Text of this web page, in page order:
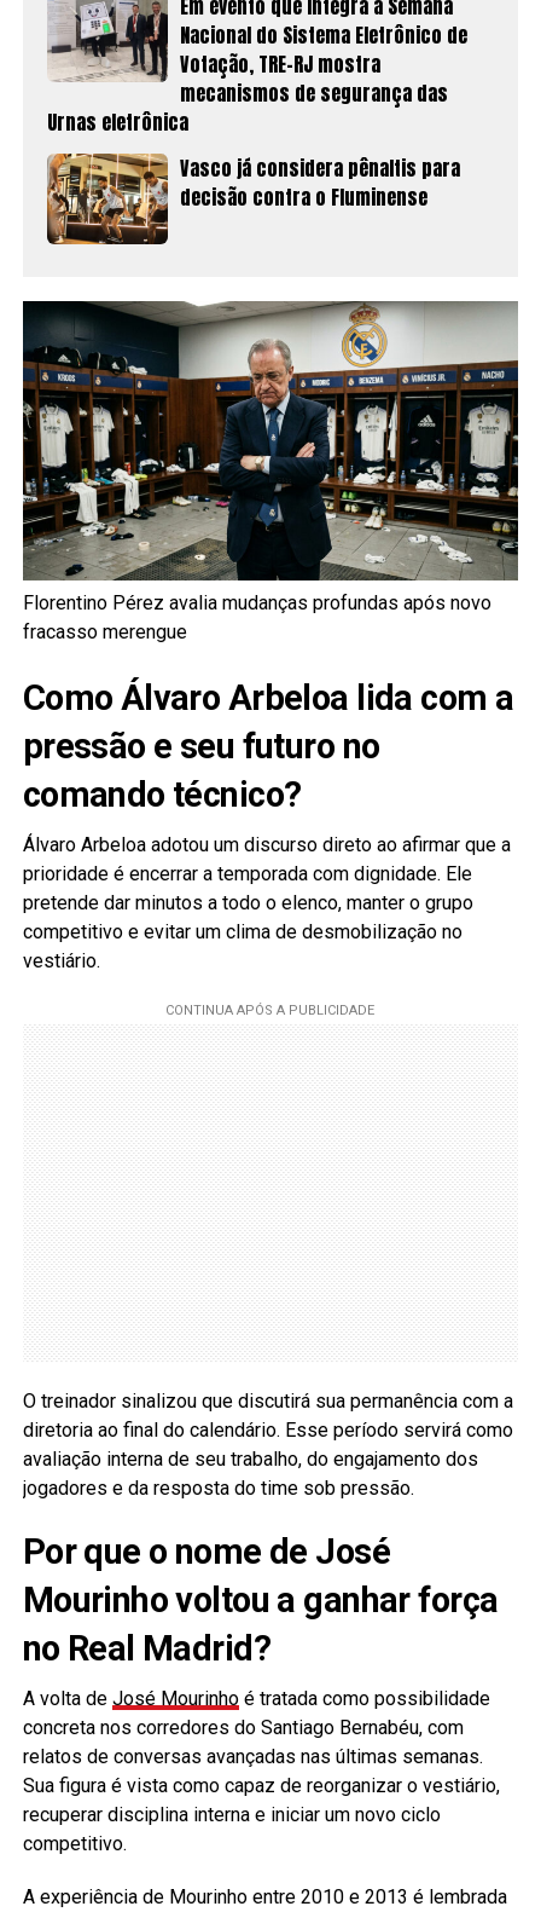
Em evento que integra a Semana
Nacional do Sistema Eletrônico de
Votação, TRE-RJ mostra
mecanismos de segurança das
Urnas eletrônica
Vasco já considera pênaltis para
decisão contra o Fluminense
Florentino Pérez avalia mudanças profundas após novo
fracasso merengue
Como Álvaro Arbeloa lida com a
pressão e seu futuro no
comando técnico?
Álvaro Arbeloa adotou um discurso direto ao afirmar que a
prioridade é encerrar a temporada com dignidade. Ele
pretende dar minutos a todo o elenco, manter o grupo
competitivo e evitar um clima de desmobilização no
vestiário.
O treinador sinalizou que discutirá sua permanência com a
diretoria ao final do calendário. Esse período servirá como
avaliação interna de seu trabalho, do engajamento dos
jogadores e da resposta do time sob pressão.
Por que o nome de José
Mourinho voltou a ganhar força
no Real Madrid?
A volta de José Mourinhoé tratada como possibilidade
concreta nos corredores do Santiago Bernabéu, com
relatos de conversas avançadas nas últimas semanas.
Sua figura é vista como capaz de reorganizar o vestiário,
recuperar disciplina interna e iniciar um novo ciclo
competitivo.
A experiência de Mourinho entre 2010 e 2013 é lembrada